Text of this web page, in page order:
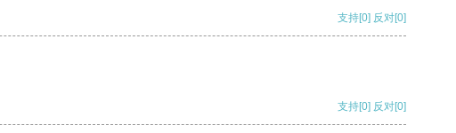
支持[0] 反对[0]
支持[0] 反对[0]